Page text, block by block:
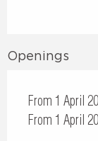
Openings
From 1 April
From 1 April